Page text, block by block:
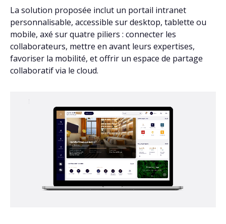
La solution proposée inclut un portail intranet
personnalisable, accessible sur desktop, tablette ou
mobile, axé sur quatre piliers : connecter les
collaborateurs, mettre en avant leurs expertises,
favoriser la mobilité, et offrir un espace de partage
collaboratif via le cloud.